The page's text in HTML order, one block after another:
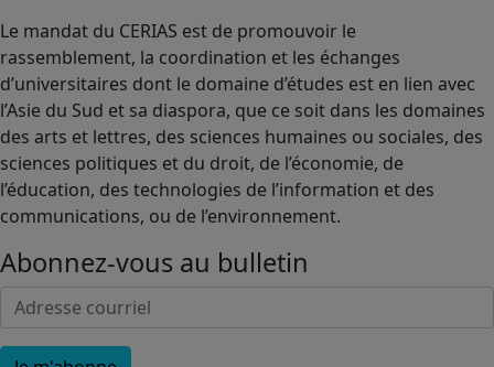
Le mandat du CERIAS est de promouvoir le
rassemblement, la coordination et les échanges
d’universitaires dont le domaine d’études est en lien avec
l’Asie du Sud et sa diaspora, que ce soit dans les domaines
des arts et lettres, des sciences humaines ou sociales, des
sciences politiques et du droit, de l’économie, de
l’éducation, des technologies de l’information et des
communications, ou de l’environnement.
Abonnez-vous au bulletin